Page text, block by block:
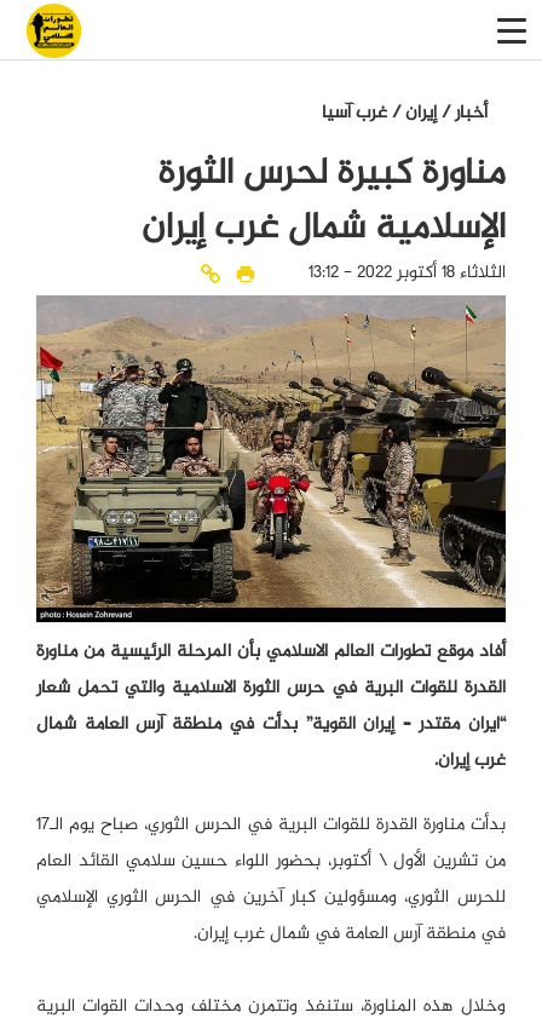
أخبار/إيران/غرب آسيا
مناورة كبيرة لحرس الثورة
الإسلامية شمال غرب إيران
الثلاثاء 18 أكتوبر 2022 - 13:12
أفاد موقع تطورات العالم الاسلامي بأن المرحلة الرئيسية من مناورة
القدرة للقوات البرية في حرس الثورة الاسلامية والتي تحمل شعار
“ايران مقتدر – إيران القوية” بدأت في منطقة آرس العامة شمال
غرب إيران.
بدأت مناورة القدرة للقوات البرية في الحرس الثوري، صباح يوم الـ17
من تشرين الأول \ أكتوبر، بحضور اللواء حسين سلامي القائد العام
للحرس الثوري، ومسؤولين كبار آخرين في الحرس الثوري الإسلامي
في منطقة آرس العامة في شمال غرب إيران.
وخلال هذه المناورة، ستنفذ وتتمرن مختلف وحدات القوات البرية